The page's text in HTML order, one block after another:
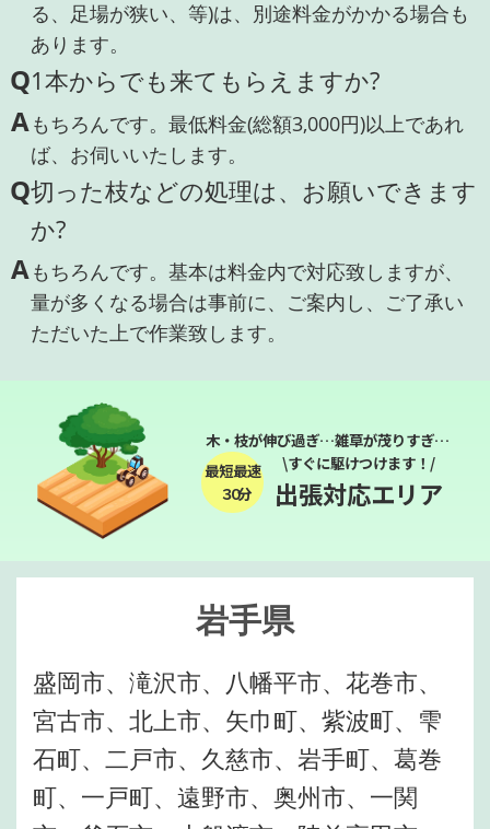
る、足場が狭い、等)は、別途料金がかかる場合も
あります。
Q1本からでも来てもらえますか?
Aもちろんです。最低料金(総額3,000円)以上であれ
ば、お伺いいたします。
Q切った枝などの処理は、お願いできます
か?
Aもちろんです。基本は料金内で対応致しますが、
量が多くなる場合は事前に、ご案内し、ご了承い
ただいた上で作業致します。
木・枝が伸び過ぎ…雑草が茂りすぎ…
最短最速
３０分
\すぐに駆けつけます！/
出張対応エリア
岩手県
盛岡市、滝沢市、八幡平市、花巻市、
宮古市、北上市、矢巾町、紫波町、雫
石町、二戸市、久慈市、岩手町、葛巻
町、一戸町、遠野市、奥州市、一関